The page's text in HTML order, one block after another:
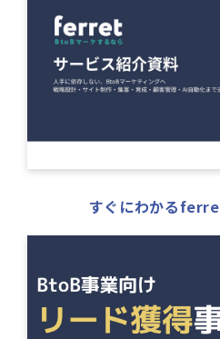
すぐにわかる